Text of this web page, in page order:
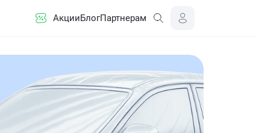
АкцииБлогПартнерам